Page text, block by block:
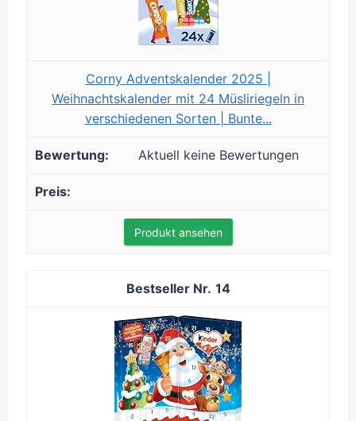
Corny Adventskalender 2025 |
Weihnachtskalender mit 24 Müsliriegeln in
verschiedenen Sorten | Bunte...
Aktuell keine Bewertungen
Produkt ansehen
14